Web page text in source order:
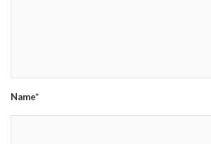
Name*